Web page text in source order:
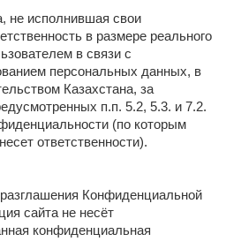
не исполнившая свои
в размере реального
в связи с
персональных данных, в
Казахстана, за
п.п. 5.2, 5.3. и 7.2.
(по которым
ответственности).
Конфиденциальной
сайта не несёт
конфиденциальная